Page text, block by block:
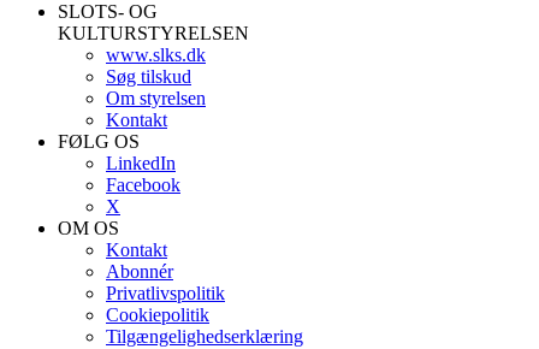
SLOTS- OG
KULTURSTYRELSEN
www.slks.dk
Søg tilskud
Om styrelsen
Kontakt
FØLG OS
LinkedIn
Facebook
X
OM OS
Kontakt
Abonnér
Privatlivspolitik
Cookiepolitik
Tilgængelighedserklæring